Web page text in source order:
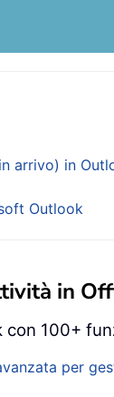
arrivo) in
Outlook
in
con 100+
per